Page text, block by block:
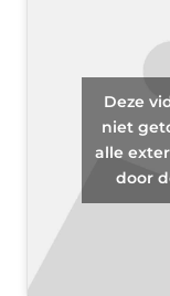
Deze
niet
alle
door